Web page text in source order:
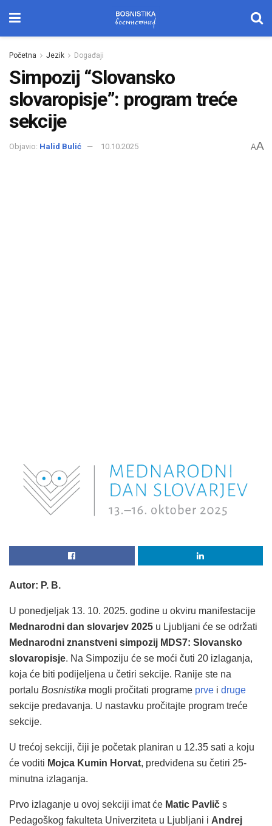
Početna Jezik Događaji
Simpozij “Slovansko
slovaropisje”: program treće
sekcije
Objavio: Halid Bulić 10.10.2025 AA
Autor: P. B.
U ponedjeljak 13. 10. 2025. godine u okviru manifestacije
Mednarodni dan slovarjev 2025 u Ljubljani će se održati
Mednarodni znanstveni simpozij MDS7: Slovansko
slovaropisje. Na Simpoziju će se moći čuti 20 izlaganja,
koja će biti podijeljena u četiri sekcije. Ranije ste na
portalu Bosnistika mogli pročitati programe prve i druge
sekcije predavanja. U nastavku pročitajte program treće
sekcije.
U trećoj sekciji, čiji je početak planiran u 12.35 sati a koju
će voditi Mojca Kumin Horvat, predviđena su četiri 25-
minutna izlaganja.
Prvo izlaganje u ovoj sekciji imat će Matic Pavlič s
Pedagoškog fakulteta Univerziteta u Ljubljani i Andrej